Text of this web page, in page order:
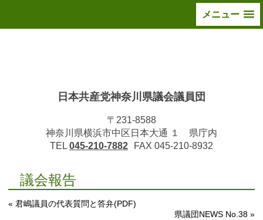
メニュー
日本共産党神奈川県議会議員団
〒231-8588
神奈川県横浜市中区日本大通 １ 県庁内
TEL045-210-7882 FAX 045-210-8932
議会報告
« 君嶋議員の代表質問と答弁(PDF)
県議団NEWS No.38 »